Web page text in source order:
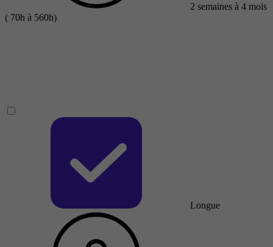
2 semaines à 4 mois
( 70h à 560h)
Longue